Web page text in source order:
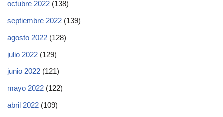
octubre 2022 (138)
septiembre 2022 (139)
agosto 2022 (128)
julio 2022 (129)
junio 2022 (121)
mayo 2022 (122)
abril 2022 (109)